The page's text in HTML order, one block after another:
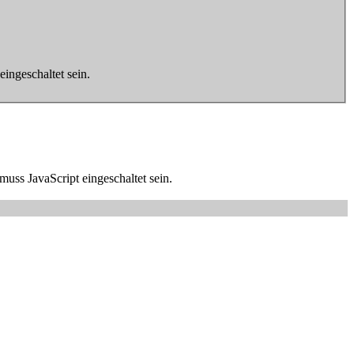
sein.
JavaScript eingeschaltet sein.